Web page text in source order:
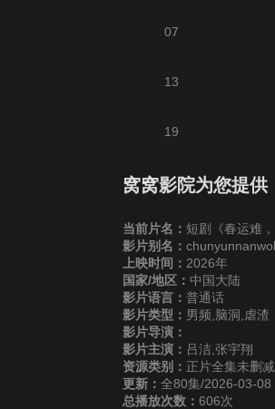
07
13
19
25
31
37
43
49
窝窝影院为您提供
当前片名： 短剧《春运难
影片别名：
上映时间： 2026年
国家/地区： 中国大陆
影片语言： 普通话
影片类型： 男频,脑洞,虐渣
影片导演：
影片主演： 吕洁,张宇翔
资源类别： 正片全集未删减
更新： 全80集/2026-03-08
总播放次数： 606次